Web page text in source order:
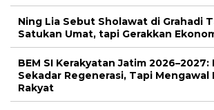
Ning Lia Sebut Sholawat di Grahadi
Satukan Umat, tapi Gerakkan
BEM SI Kerakyatan Jatim 2026–2027:
Sekadar Regenerasi, Tapi
Rakyat